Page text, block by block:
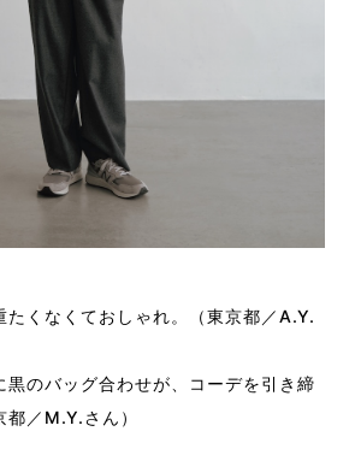
たくなくておしゃれ。（東京都／A.Y.
黒のバッグ合わせが、コーデを引き締
／M.Y.さん）